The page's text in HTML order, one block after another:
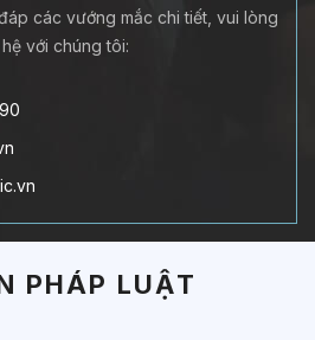
các vướng mắc chi tiết, vui lòng
với chúng tôi:
PHÁP LUẬT